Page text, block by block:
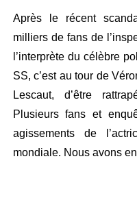
Après le récent
milliers de fans de
l’interprète du célèbre
SS, c’est au tour de
Lescaut, d’être
Plusieurs fans et
agissements de
mondiale. Nous avons